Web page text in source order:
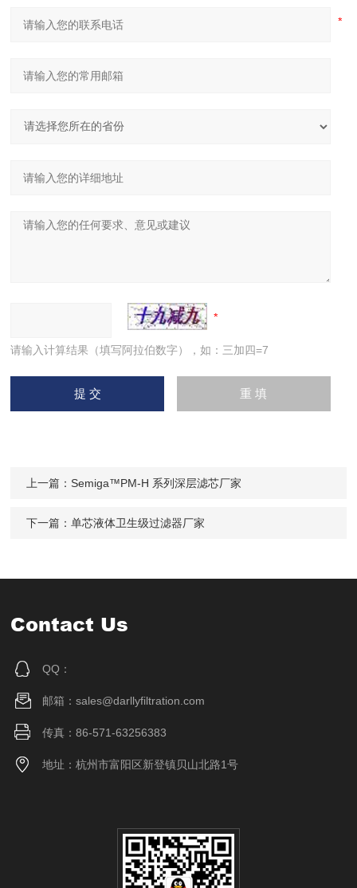
请输入计算结果（填写阿拉伯数字），如：三加四=7
上一篇： Semiga™PM-H 系列深层滤芯厂家
下一篇：单芯液体卫生级过滤器厂家
Contact Us
QQ：
邮箱：sales@darllyfiltration.com
传真：86-571-63256383
地址：杭州市富阳区新登镇贝山北路1号